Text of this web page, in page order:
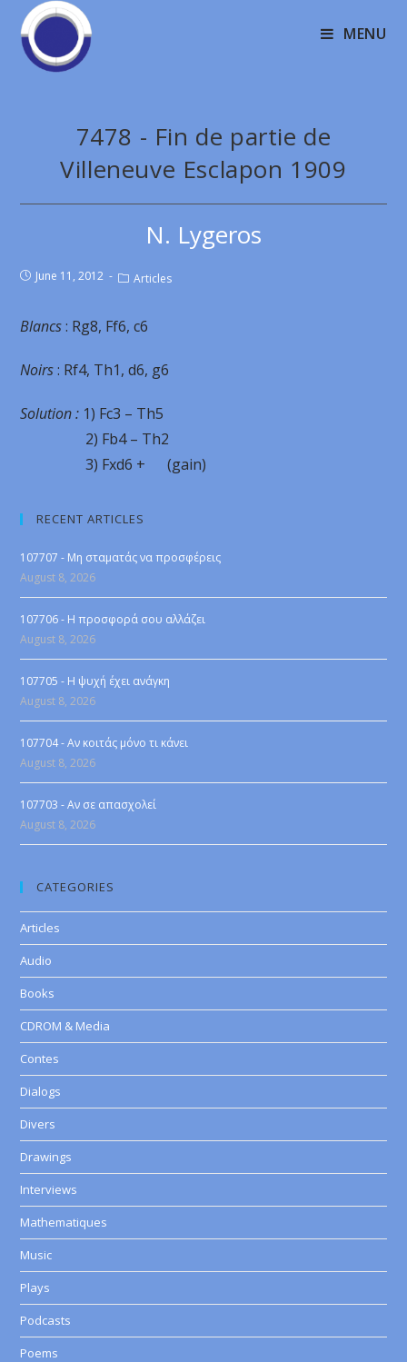
MENU
7478 - Fin de partie de
Villeneuve Esclapon 1909
N. Lygeros
June 11, 2012 Articles
Blancs: Rg8, Ff6, c6
Noirs: Rf4, Th1, d6, g6
Solution : 1) Fc3 – Th5
2) Fb4 – Th2
3) Fxd6 + (gain)
RECENT ARTICLES
107707 - Μη σταματάς να προσφέρεις
August 8, 2026
107706 - Η προσφορά σου αλλάζει
August 8, 2026
107705 - Η ψυχή έχει ανάγκη
August 8, 2026
107704 - Αν κοιτάς μόνο τι κάνει
August 8, 2026
107703 - Αν σε απασχολεί
August 8, 2026
CATEGORIES
Articles
Audio
Books
CDROM & Media
Contes
Dialogs
Divers
Drawings
Interviews
Mathematiques
Music
Plays
Podcasts
Poems